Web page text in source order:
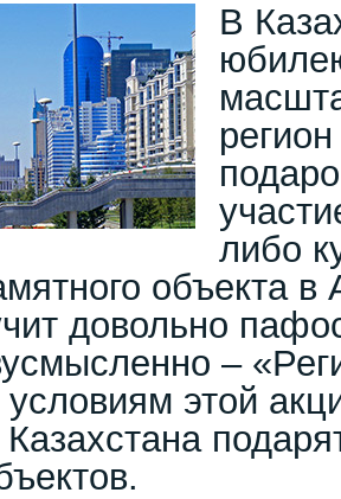
В
либо
объекта в
довольно
–
условиям этой